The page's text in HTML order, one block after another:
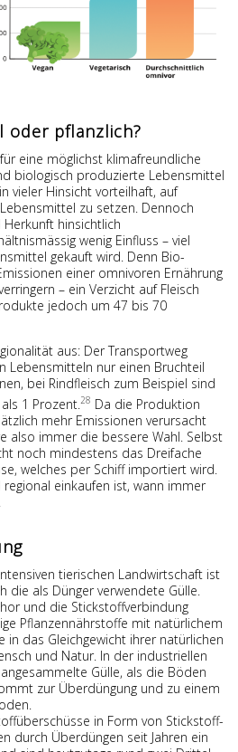
oder pflanzlich?
eine möglichst klimafreundliche
biologisch produzierte Lebensmittel
vieler Hinsicht vorteilhaft, auf
zu setzen. Dennoch
hinsichtlich
wenig Einfluss – viel
gekauft wird. Denn Bio-
einer omnivoren Ernährung
– ein Verzicht auf Fleisch
jedoch um 47 bis 70
aus: Der Transportweg
Lebensmitteln nur einen Bruchteil
bei Rindfleisch zum Beispiel sind
1 Prozent.28 Da die Produktion
mehr Emissionen verursacht
also immer die bessere Wahl. Selbst
noch mindestens das Dreifache
welches per Schiff importiert wird.
regional einkaufen ist, wann immer
tierischen Landwirtschaft ist
die als Dünger verwendete Gülle.
und die Stickstoffverbindung
Pflanzennährstoffe mit natürlichem
in das Gleichgewicht ihrer natürlichen
und Natur. In der industriellen
Gülle, als die Böden
zur Überdüngung und zu einem
in Form von Stickstoff-
durch Überdüngen seit Jahren ein